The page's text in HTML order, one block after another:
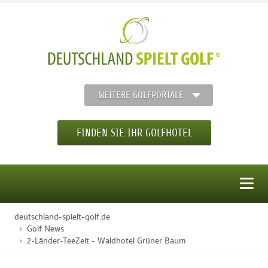
WEITERE GOLFPORTALE
FINDEN SIE IHR GOLFHOTEL
STARTSEITE
deutschland-spielt-golf.de
Golf News
2-Länder-TeeZeit - Waldhotel Grüner Baum